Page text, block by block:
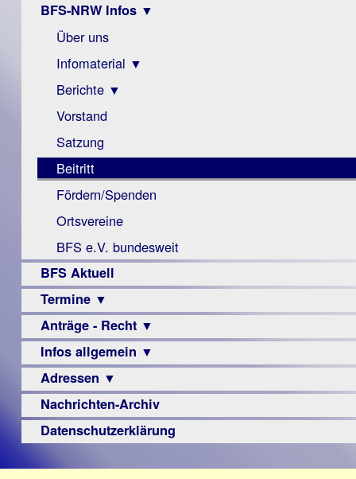
BFS-NRW Infos ▼
Über uns
Infomaterial ▼
Visus
Zeitschrift
Monokular
Mac
Instagram-
Links
Berichte ▼
Archiv
Berichte
Vorstand
Satzung
Beitritt
Fördern/Spenden
Ortsvereine
BFS e.V. bundesweit
BFS Aktuell
Termine ▼
Veranstaltungsprogramme
Anträge - Recht ▼
Archiv
Urteile
Infos allgemein ▼
Sehbehinderung
Frühförderung
Schule
–
Adressen ▼
Augenoptiker
Berufsbildungswerke
Nachrichten-Archiv
Datenschutzerklärung